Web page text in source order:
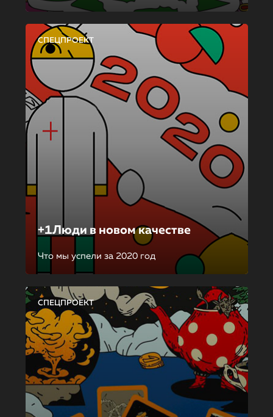
СПЕЦПРОЕКТ
+1Люди в новом качестве
Что мы успели за 2020 год
СПЕЦПРОЕКТ